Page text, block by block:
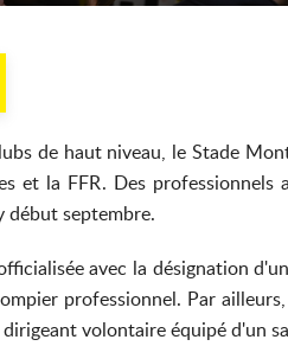
de haut niveau, le Stade
et la FFR. Des
début septembre.
avec la désignation d'un
professionnel. Par
volontaire équipé d'un